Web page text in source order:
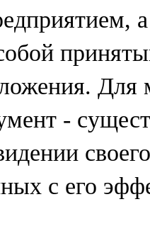
Для
-
с его